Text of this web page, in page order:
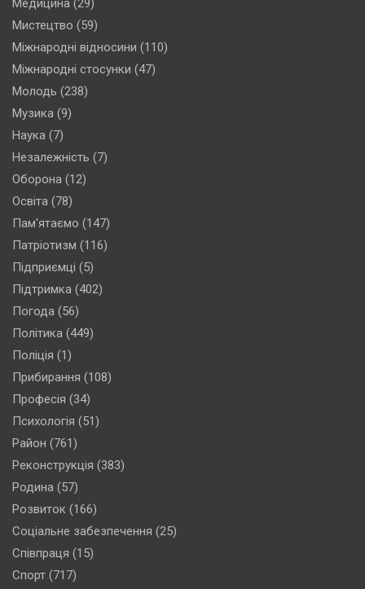
Медицина (29)
Мистецтво (59)
Міжнародні відносини (110)
Міжнародні стосунки (47)
Молодь (238)
Музика (9)
Наука (7)
Незалежність (7)
Оборона (12)
Освіта (78)
Пам'ятаємо (147)
Патріотизм (116)
Підприємці (5)
Підтримка (402)
Погода (56)
Політика (449)
Поліція (1)
Прибирання (108)
Професія (34)
Психологія (51)
Район (761)
Реконструкція (383)
Родина (57)
Розвиток (166)
Соціальне забезпечення (25)
Співпраця (15)
Спорт (717)